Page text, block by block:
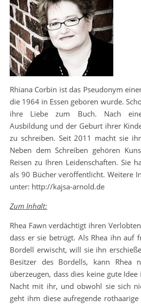
Rhiana Corbin ist das Pseudonym
die 1964 in Essen geboren wurde.
ihre Liebe zum Buch. Nach
Ausbildung und der Geburt ihrer
zu schreiben. Seit 2011 macht sie
Neben dem Schreiben gehören
Reisen zu Ihren Leidenschaften. Sie
als 90 Bücher veröffentlicht. Weitere
unter: http://kajsa-arnold.de
Zum Inhalt:
Rhea Fawn verdächtigt ihren
dass er sie betrügt. Als Rhea ihn auf
Bordell erwischt, will sie ihn
Besitzer des Bordells, kann Rhea
überzeugen, dass dies keine gute
Nacht mit ihr, und obwohl sie sich
geht ihm diese aufregende